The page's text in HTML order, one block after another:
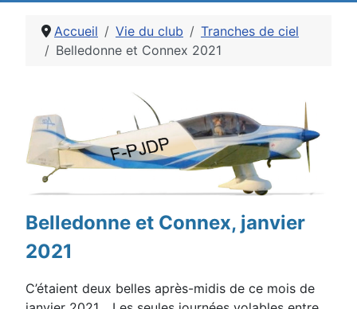
Accueil Vie du club
Tranches de ciel
Belledonne et Connex 2021
Belledonne et Connex, janvier
2021
C’étaient deux belles après-midis de ce mois de